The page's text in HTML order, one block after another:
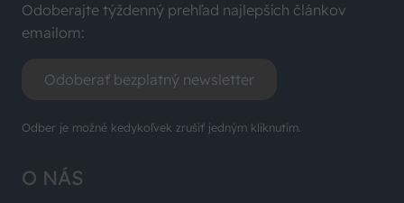
O NÁS
Odoberajte týždenný prehľad najlepších článkov
emailom:
Odoberať bezplatný newsletter
Odber je možné kedykoľvek zrušiť jedným kliknutím.